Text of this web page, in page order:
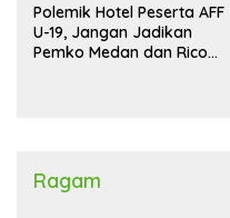
Polemik Hotel Peserta AFF
U-19, Jangan Jadikan
Pemko Medan dan Rico
Ragam